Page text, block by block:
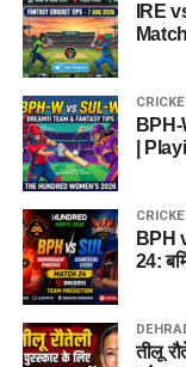
IRE
|
BPH
24:
तीलू